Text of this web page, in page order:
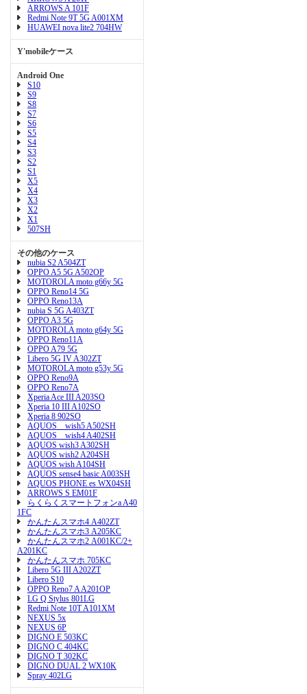
ARROWS A 101F
Redmi Note 9T 5G A001XM
HUAWEI nova lite2 704HW
Y'mobileケース
Android One
S10
S9
S8
S7
S6
S5
S4
S3
S2
S1
X5
X4
X3
X2
X1
507SH
その他のケース
nubia S2 A504ZT
OPPO A5 5G A502OP
MOTOROLA moto g66y 5G
OPPO Reno14 5G
OPPO Reno13A
nubia S 5G A403ZT
OPPO A3 5G
MOTOROLA moto g64y 5G
OPPO Reno11A
OPPO A79 5G
Libero 5G IV A302ZT
MOTOROLA moto g53y 5G
OPPO Reno9A
OPPO Reno7A
Xperia Ace III A203SO
Xperia 10 III A102SO
Xperia 8 902SO
AQUOS wish5 A502SH
AQUOS wish4 A402SH
AQUOS wish3 A302SH
AQUOS wish2 A204SH
AQUOS wish A104SH
AQUOS sense4 basic A003SH
AQUOS PHONE es WX04SH
ARROWS S EM01F
らくらくスマートフォンa A40
1FC
かんたんスマホ4 A402ZT
かんたんスマホ3 A205KC
かんたんスマホ2 A001KC/2+
A201KC
かんたんスマホ 705KC
Libero 5G III A202ZT
Libero S10
OPPO Reno7 A A201OP
LG Q Stylus 801LG
Redmi Note 10T A101XM
NEXUS 5x
NEXUS 6P
DIGNO E 503KC
DIGNO C 404KC
DIGNO T 302KC
DIGNO DUAL 2 WX10K
Spray 402LG